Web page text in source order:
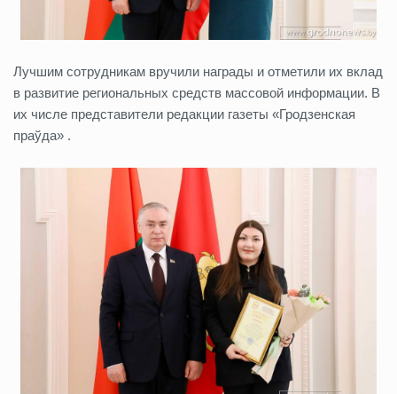
Лучшим сотрудникам вручили награды и отметили их вклад
в развитие региональных средств массовой информации. В
их числе представители редакции газеты «Гродзенская
праўда» .